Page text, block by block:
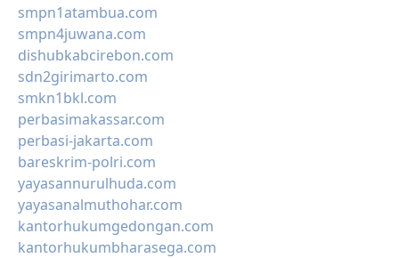
smpn1atambua.com
smpn4juwana.com
dishubkabcirebon.com
sdn2girimarto.com
smkn1bkl.com
perbasimakassar.com
perbasi-jakarta.com
bareskrim-polri.com
yayasannurulhuda.com
yayasanalmuthohar.com
kantorhukumgedongan.com
kantorhukumbharasega.com